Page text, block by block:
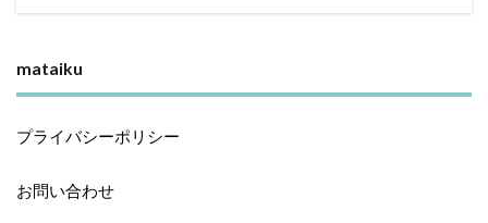
mataiku
プライバシーポリシー
お問い合わせ